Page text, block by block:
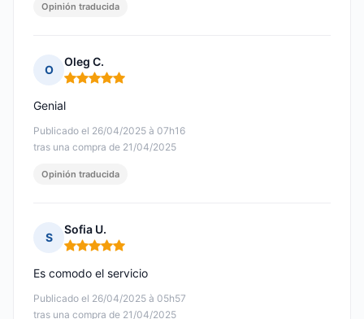
Opinión traducida
O
Oleg C.
Nota: 5 de 5
Publicado el 26/04/2025 à 07h16
tras una compra de 21/04/2025
Genial
Opinión traducida
S
Sofia U.
Nota: 5 de 5
Publicado el 26/04/2025 à 05h57
tras una compra de 21/04/2025
Es comodo el servicio